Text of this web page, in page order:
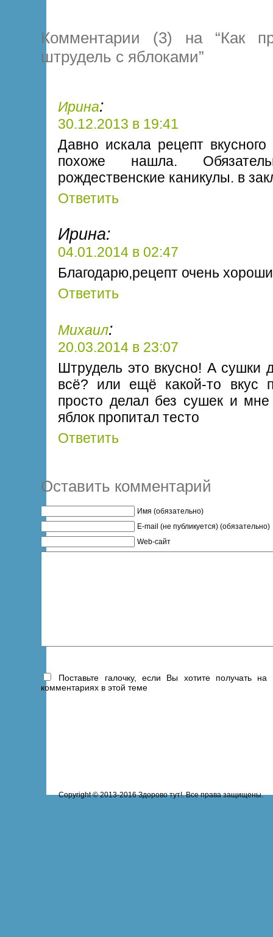
Комментарии (3) на “Как
штрудель с яблоками”
Ирина:
30.12.2013 в 19:41
Давно искала рецепт
похоже нашла.
рождественские каникулы. в
Ответить
Ирина:
04.01.2014 в 02:47
Благодарю,рецепт очень
Ответить
Михаил:
20.03.2014 в 23:07
Штрудель это вкусно! А сушки
всё? или ещё какой-то вкус
просто делал без сушек и мне
яблок пропитал тесто
Ответить
Оставить комментарий
Имя (обязательно)
E-mail (не публикуется) (обязательно)
Web-сайт
Поставьте галочку, если Вы хотите получать
комментариях в этой теме
Copyright © 2013-2016 Здорово тут!. Все права защищены.